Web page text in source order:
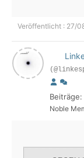
Veröffentlicht : 27/
Noble